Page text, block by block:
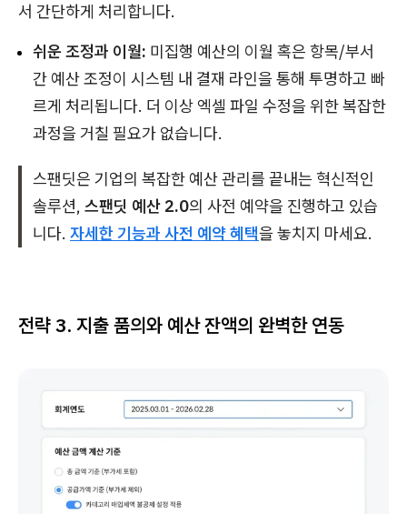
서 간단하게 처리합니다.
쉬운 조정과 이월: 미집행 예산의 이월 혹은 항목/부서
간 예산 조정이 시스템 내 결재 라인을 통해 투명하고 빠
르게 처리됩니다. 더 이상 엑셀 파일 수정을 위한 복잡한
과정을 거칠 필요가 없습니다.
스팬딧은 기업의 복잡한 예산 관리를 끝내는 혁신적인
솔루션, 스팬딧 예산 2.0의 사전 예약을 진행하고 있습
니다. 자세한 기능과 사전 예약 혜택을 놓치지 마세요.
전략 3. 지출 품의와 예산 잔액의 완벽한 연동